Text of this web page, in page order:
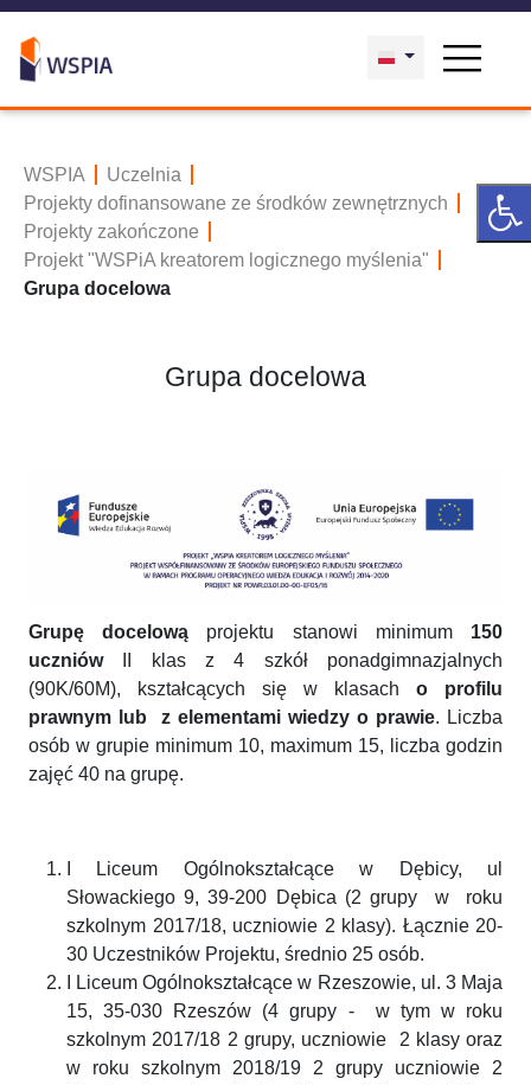
WSPIA
Uczelnia
Projekty dofinansowane ze środków zewnętrznych
Projekty zakończone
Projekt "WSPiA kreatorem logicznego myślenia"
Grupa docelowa
Grupa docelowa
Grupę docelową projektu stanowi minimum 150
uczniówII klas z 4 szkół ponadgimnazjalnych
(90K/60M), kształcących się w klasach o profilu
prawnym lub z elementami wiedzy o prawie. Liczba
osób w grupie minimum 10, maximum 15, liczba godzin
zajęć 40 na grupę.
I Liceum Ogólnokształcące w Dębicy, ul
Słowackiego 9, 39-200 Dębica (2 grupy w roku
szkolnym 2017/18, uczniowie 2 klasy). Łącznie 20-
30 Uczestników Projektu, średnio 25 osób.
I Liceum Ogólnokształcące w Rzeszowie, ul. 3 Maja
15, 35-030 Rzeszów (4 grupy - w tym w roku
szkolnym 2017/18 2 grupy, uczniowie 2 klasy oraz
w roku szkolnym 2018/19 2 grupy uczniowie 2